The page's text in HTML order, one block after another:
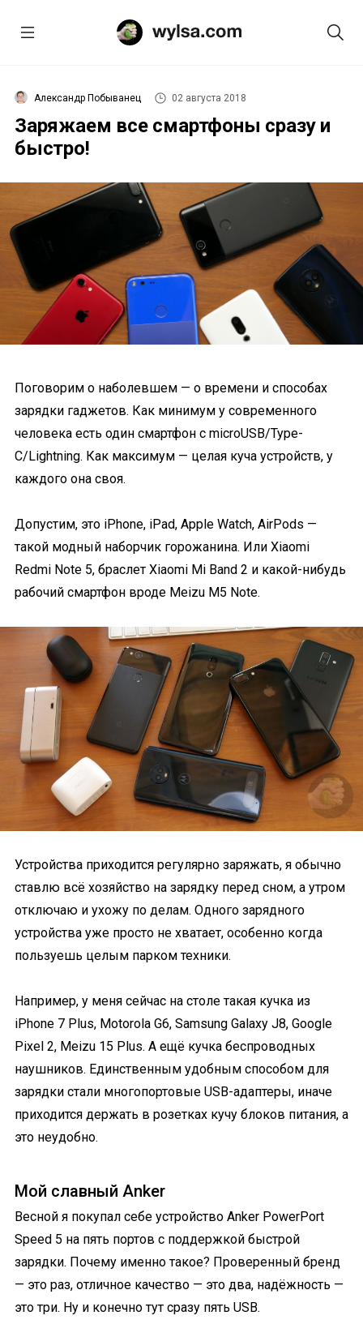
Александр Побыванец 02 августа 2018
Заряжаем все смартфоны сразу и
быстро!
Поговорим о наболевшем — о времени и способах
зарядки гаджетов. Как минимум у современного
человека есть один смартфон с microUSB/Type-
C/Lightning. Как максимум — целая куча устройств, у
каждого она своя.
Допустим, это iPhone, iPad, Apple Watch, AirPods —
такой модный наборчик горожанина. Или Xiaomi
Redmi Note 5, браслет Xiaomi Mi Band 2 и какой-нибудь
рабочий смартфон вроде Meizu M5 Note.
Устройства приходится регулярно заряжать, я обычно
ставлю всё хозяйство на зарядку перед сном, а утром
отключаю и ухожу по делам. Одного зарядного
устройства уже просто не хватает, особенно когда
пользуешь целым парком техники.
Например, у меня сейчас на столе такая кучка из
iPhone 7 Plus, Motorola G6, Samsung Galaxy J8, Google
Pixel 2, Meizu 15 Plus. А ещё кучка беспроводных
наушников. Единственным удобным способом для
зарядки стали многопортовые USB-адаптеры, иначе
приходится держать в розетках кучу блоков питания, а
это неудобно.
Мой славный Anker
Весной я покупал себе устройство Anker PowerPort
Speed 5 на пять портов с поддержкой быстрой
зарядки. Почему именно такое? Проверенный бренд
— это раз, отличное качество — это два, надёжность —
это три. Ну и конечно тут сразу пять USB.